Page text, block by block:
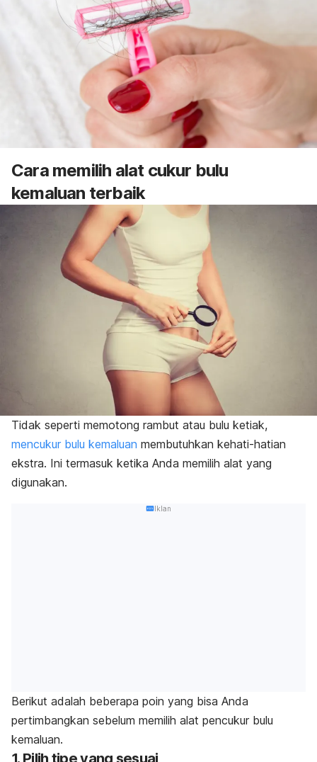
Cara memilih alat cukur bulu
kemaluan terbaik
Tidak seperti memotong rambut atau bulu ketiak,
mencukur bulu kemaluan membutuhkan kehati-hatian
ekstra. Ini termasuk ketika Anda memilih alat yang
digunakan.
Iklan
Berikut adalah beberapa poin yang bisa Anda
pertimbangkan sebelum memilih alat pencukur bulu
kemaluan.
1. Pilih tipe yang sesuai